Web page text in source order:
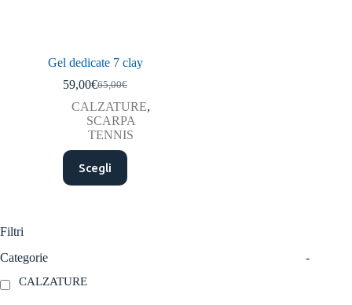
Gel dedicate 7 clay
65,00€
Il
prezzo
originale
era:
65,00€.
59,00€Il
prezzo
attuale
è:
59,00€.
CALZATURE,
SCARPA
TENNIS
Scegli
Questo
prodotto
ha
Filtri
Categorie
-
CALZATURE